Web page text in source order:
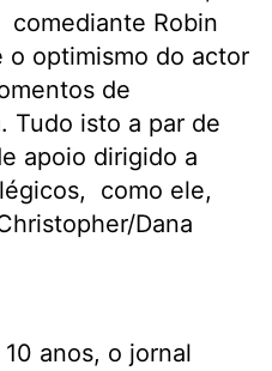
comediante Robin
o optimismo do actor
de
Tudo isto a par de
apoio dirigido a
como ele,
Dana
anos, o jornal